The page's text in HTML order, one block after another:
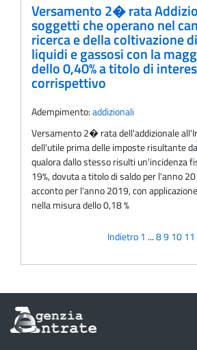
Versamento 2� rata
soggetti che operano nel
ricerca e della coltivazione
liquidi e gassosi con la
dello 0,40% a titolo di
corrispettivo
Adempimento:addizionali
Versamento 2� rata dell'addizionale
dell'utile prima delle imposte risultante
qualora dallo stesso risulti un'incidenza
19%, dovuta a titolo di saldo per l'anno
acconto per l'anno 2019, con
nella misura dello 0,18 %
Indietro1 ...891011
Informazioni
sul